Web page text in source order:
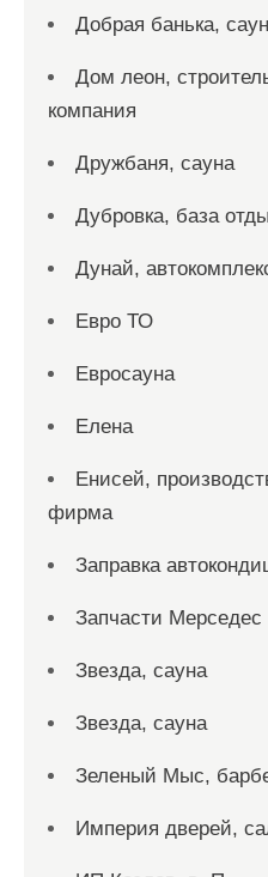
Добрая банька,
Дом леон,
компания
Дружбаня, сауна
Дубровка, база
Дунай,
Евро ТО
Евросауна
Елена
Енисей,
фирма
Заправка
Запчасти Мерседес
Звезда, сауна
Звезда, сауна
Зеленый Мыс,
Империя дверей,